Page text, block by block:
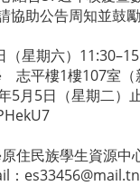
助公告周知並鼓
星期六）
平樓1樓107室（
月5日（星期二）
住民族學生資源
：